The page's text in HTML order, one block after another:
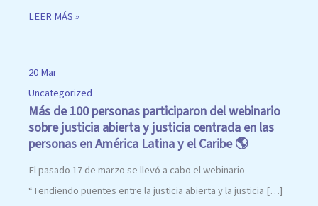
LEER MÁS »
20 Mar
Uncategorized
Más de 100 personas participaron del webinario
sobre justicia abierta y justicia centrada en las
personas en América Latina y el Caribe 🌎
El pasado 17 de marzo se llevó a cabo el webinario
“Tendiendo puentes entre la justicia abierta y la justicia […]